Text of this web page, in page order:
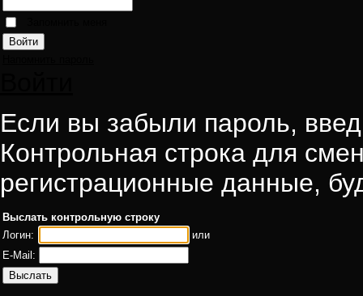
Если вы забыли пароль,
Контрольная строка для
регистрационные данные,
Выслать контрольную строку
Логин:
или
E-Mail: